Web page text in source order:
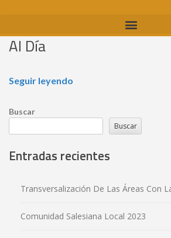
Al Día
Seguir leyendo
Buscar
Buscar
Entradas recientes
Transversalización De Las Áreas Con
Comunidad Salesiana Local 2023